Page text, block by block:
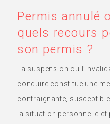
Permis annulé
quels recours
son permis ?
La suspension ou
conduire constitue une
contraignante,
la situation personnelle